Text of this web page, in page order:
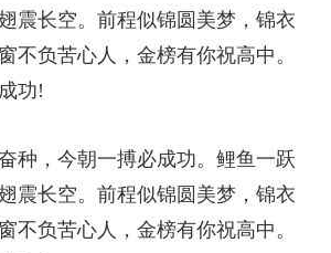
震长空。前程似锦圆美梦，锦衣
不负苦心人，金榜有你祝高中。
功!
种，今朝一搏必成功。鲤鱼一跃
震长空。前程似锦圆美梦，锦衣
不负苦心人，金榜有你祝高中。